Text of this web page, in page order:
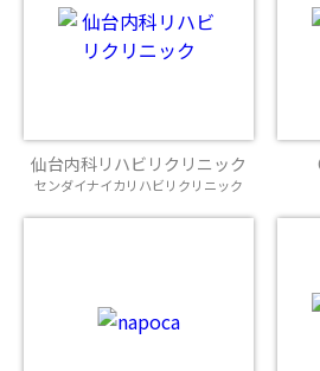
仙台内科リハビリクリニック
センダイナイカリハビリクリニック